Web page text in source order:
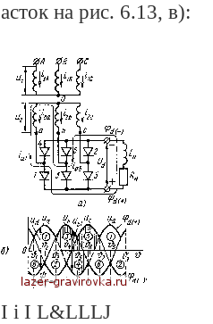
асток на рис. 6.13, в):
I i I L&LLLJ